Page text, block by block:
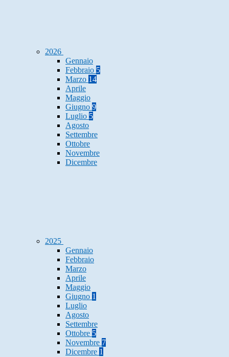
2026
Gennaio
Febbraio 5
Marzo 14
Aprile
Maggio
Giugno 9
Luglio 5
Agosto
Settembre
Ottobre
Novembre
Dicembre
2025
Gennaio
Febbraio
Marzo
Aprile
Maggio
Giugno 1
Luglio
Agosto
Settembre
Ottobre 5
Novembre 7
Dicembre 1